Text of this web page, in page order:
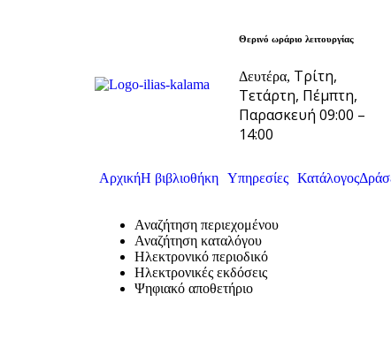
Θερινό ωράριο λειτουργίας
Δευτέρα, Τρίτη,
Τετάρτη, Πέμπτη,
Παρασκευή 09:00 –
14:00
ΑρχικήΗ βιβλιοθήκη Υπηρεσίες Κατάλογος
Αναζήτηση περιεχομένου
Αναζήτηση καταλόγου
Ηλεκτρονικό περιοδικό
Ηλεκτρονικές εκδόσεις
Ψηφιακό αποθετήριο